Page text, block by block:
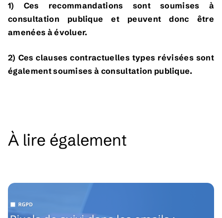
1) Ces recommandations sont soumises à
consultation publique et peuvent donc être
amenées à évoluer.
2) Ces clauses contractuelles types révisées sont
également soumises à consultation publique.
À lire également